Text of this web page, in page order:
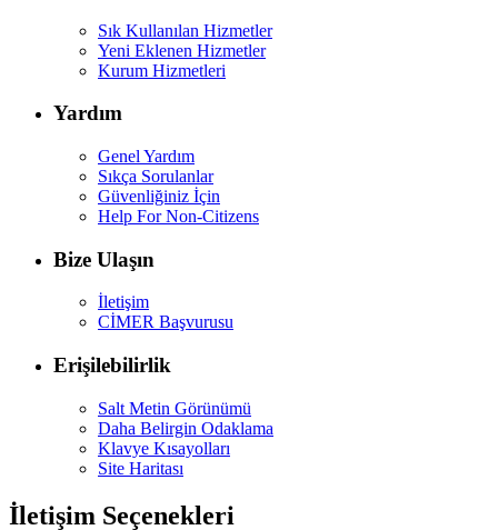
Sık Kullanılan Hizmetler
Yeni Eklenen Hizmetler
Kurum Hizmetleri
Yardım
Genel Yardım
Sıkça Sorulanlar
Güvenliğiniz İçin
Help For Non-Citizens
Bize Ulaşın
İletişim
CİMER Başvurusu
Erişilebilirlik
Salt Metin Görünümü
Daha Belirgin Odaklama
Klavye Kısayolları
Site Haritası
İletişim Seçenekleri